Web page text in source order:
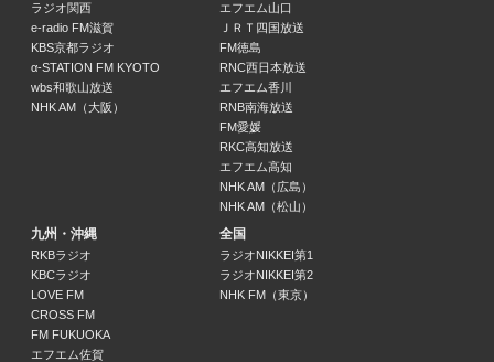
コトノハ
中野広大（MBSアナウンサー）、海渡未来（MBSアナウンサー）
21:30 ～ 21:45
もしかしてどぶろっくだけど！？
豪快キャプテンのＭＢＳヤングタウン
豪快キャプテン
22:00 ～ 23:30
クロちゃん（安田大サーカス）、坪倉由幸（我が家）、二階堂高嗣（Kis-
23:30 ～ 25:00
ラジオ関西
e-radio FM滋賀
KBS京都ラジオ
α-STATION FM KYOTO
wbs和歌山放送
NHK AM（大阪）
エフエム山口
ＪＲＴ四国放送
FM徳島
RNC西日本放送
エフエム香川
RNB南海放送
FM愛媛
RKC高知放送
エフエム高知
NHK AM（広島）
NHK AM（松山）
九州・沖縄
RKBラジオ
KBCラジオ
LOVE FM
CROSS FM
FM FUKUOKA
エフエム佐賀
全国
ラジオNIKKEI第1
ラジオNIKKEI第2
NHK FM（東京）